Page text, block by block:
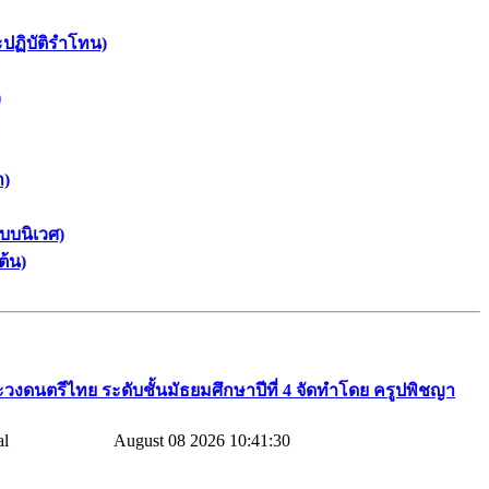
ฏิบัติรำโทน)
)
บนิเวศ)
น)
วงดนตรีไทย​ ระดับชั้นมัธยมศึกษาปีที่​ 4​ จัดทำโดย​ ครูปพิชญา​
August 08 2026 10:41:30